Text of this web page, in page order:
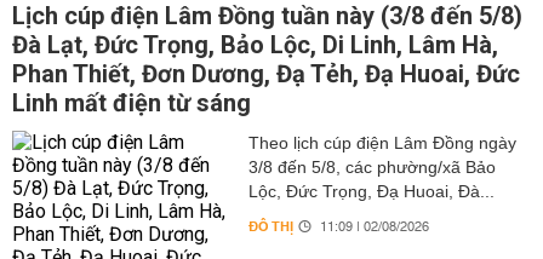
Lịch cúp điện Lâm Đồng tuần này (3/8 đến 5/8)
Đà Lạt, Đức Trọng, Bảo Lộc, Di Linh, Lâm Hà,
Phan Thiết, Đơn Dương, Đạ Tẻh, Đạ Huoai, Đức
Linh mất điện từ sáng
Theo lịch cúp điện Lâm Đồng ngày
3/8 đến 5/8, các phường/xã Bảo
Lộc, Đức Trọng, Đạ Huoai, Đà...
ĐÔ THỊ 11:09 | 02/08/2026